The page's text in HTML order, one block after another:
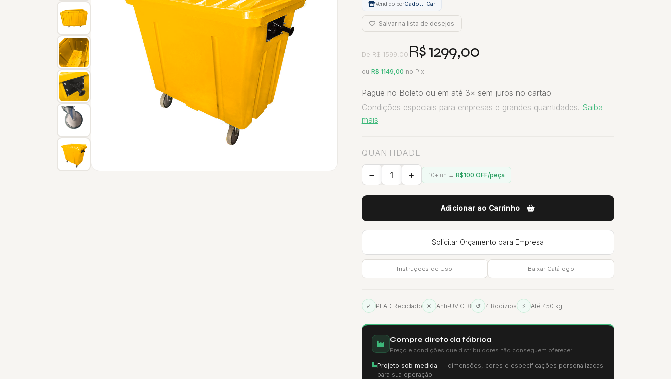
Vendido porGadotti Car
Salvar na lista de desejos
De R$ 1599,00R$ 1299,00
ou R$ 1149,00 no Pix
Pague no Boleto ou em até 3× sem juros no cartão
Condições especiais para empresas e grandes quantidades. Saiba
mais
QUANTIDADE
10+ un → R$100 OFF/peça
Adicionar ao Carrinho
Solicitar Orçamento para Empresa
Instruções de Uso Baixar Catálogo
✓ PEAD Reciclado ☀ Anti-UV Cl.8 ↺ 4 Rodízios ⚡ Até 450 kg
Compre direto da fábrica
Preço e condições que distribuidores não conseguem oferecer
Projeto sob medida — dimensões, cores e especificações personalizadas
para sua operação